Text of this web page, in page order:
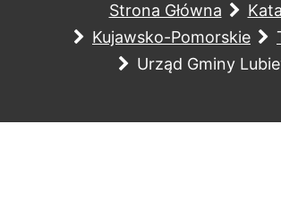
Strona Główna
Kujawsko-Pomorskie
Urząd Gminy